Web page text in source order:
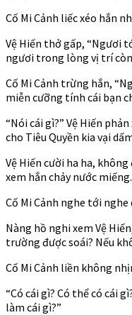
Cố Mi Cảnh liếc xéo hắn
Vệ Hiến thở gấp, “Ngươi
ngươi trong lòng vị trí
Cố Mi Cảnh trừng hắn,
miễn cưỡng tính cái bạn
“Nói cái gì?” Vệ Hiến
cho Tiêu Quyền kia vại
Vệ Hiến cười ha ha,
xem hắn chảy nước miếng.
Cố Mi Cảnh nghe tới
Nàng hồ nghi xem Vệ
trường được soái? Nếu
Cố Mi Cảnh liền không
“Có cái gì? Có thể có cái
làm cái gì?”